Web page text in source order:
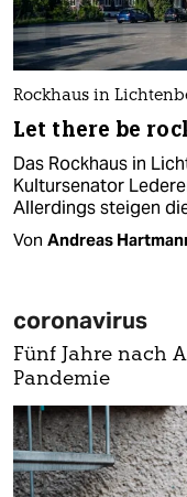
Rockhaus in
Let there be
Das Rockhaus in
Kultursenator
Allerdings steigen
Von Andreas
coronavirus
Fünf Jahre nach
Pandemie